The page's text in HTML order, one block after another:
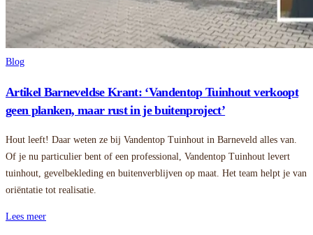
Blog
Artikel Barneveldse Krant: ‘Vandentop Tuinhout verkoopt
geen planken, maar rust in je buitenproject’
Hout leeft! Daar weten ze bij Vandentop Tuinhout in Barneveld alles van.
Of je nu particulier bent of een professional, Vandentop Tuinhout levert
tuinhout, gevelbekleding en buitenverblijven op maat. Het team helpt je van
oriëntatie tot realisatie.
Lees meer